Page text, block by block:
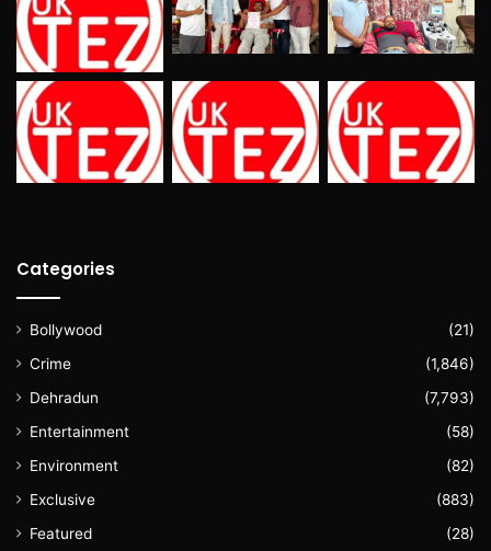
Categories
Bollywood
(21)
Crime
(1,846)
Dehradun
(7,793)
Entertainment
(58)
Environment
(82)
Exclusive
(883)
Featured
(28)